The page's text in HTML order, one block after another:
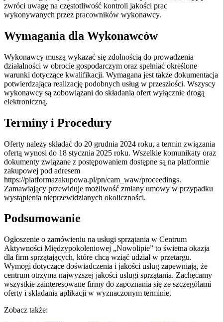
zwróci uwagę na częstotliwość kontroli jakości prac
wykonywanych przez pracowników wykonawcy.
Wymagania dla Wykonawców
Wykonawcy muszą wykazać się zdolnością do prowadzenia
działalności w obrocie gospodarczym oraz spełniać określone
warunki dotyczące kwalifikacji. Wymagana jest także dokumentacja
potwierdzająca realizację podobnych usług w przeszłości. Wszyscy
wykonawcy są zobowiązani do składania ofert wyłącznie drogą
elektroniczną.
Terminy i Procedury
Oferty należy składać do 20 grudnia 2024 roku, a termin związania
ofertą wynosi do 18 stycznia 2025 roku. Wszelkie komunikaty oraz
dokumenty związane z postępowaniem dostępne są na platformie
zakupowej pod adresem
https://platformazakupowa.pl/pn/cam_waw/proceedings.
Zamawiający przewiduje możliwość zmiany umowy w przypadku
wystąpienia nieprzewidzianych okoliczności.
Podsumowanie
Ogłoszenie o zamówieniu na usługi sprzątania w Centrum
Aktywności Międzypokoleniowej „Nowolipie” to świetna okazja
dla firm sprzątających, które chcą wziąć udział w przetargu.
Wymogi dotyczące doświadczenia i jakości usług zapewniają, że
centrum otrzyma najwyższej jakości usługi sprzątania. Zachęcamy
wszystkie zainteresowane firmy do zapoznania się ze szczegółami
oferty i składania aplikacji w wyznaczonym terminie.
Zobacz także: